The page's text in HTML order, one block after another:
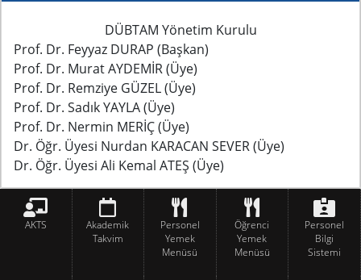
DÜBTAM Yönetim Kurulu
Prof. Dr. Feyyaz DURAP (Başkan)
Prof. Dr. Murat AYDEMİR(Üye)
Prof. Dr. Remziye GÜZEL(Üye)
Prof. Dr. Sadık YAYLA(Üye)
Prof. Dr. Nermin MERİÇ(Üye)
Dr. Öğr. Üyesi Nurdan KARACAN SEVER(Üye)
Dr. Öğr. Üyesi Ali Kemal ATEŞ (Üye)
AKTS
Akademik
Takvim
Personel
Yemek
Menüsü
Öğrenci
Yemek
Menüsü
Personel
Bilgi
Sistemi